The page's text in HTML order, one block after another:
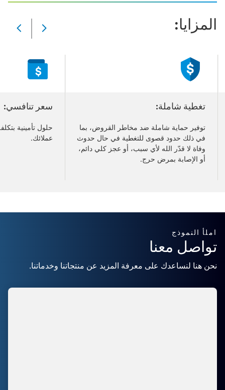
المزايا:
Slide
slide
slides
تغطية شاملة:
توفير حماية شاملة ضد مخاطر القروض، بما
في ذلك حدود قصوى للتغطية في حال حدوث
وفاة لا قدّر الله لأي سبب، أو عجز كلي دائم،
أو الإصابة بمرض حرج.​
سعر تنافسي:
حلول تأمينية
عملائك.​
املأ النموذج
تواصل معنا
نحن هنا لنساعدك على معرفة المزيد عن منتجاتنا وخدماتنا.